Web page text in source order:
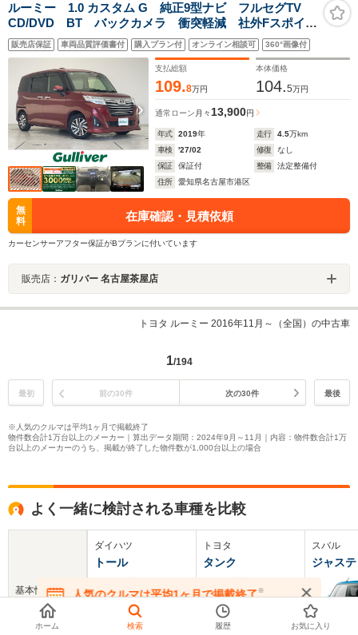
ルーミー 1.0 カスタム G 純正9型ナビ フルセグTV
CD/DVD BT バックカメラ 衝突軽減 社外Fスポイラ
ー 両側パワスラ LEDヘッド オートライト 純正14
インチAW コーナーセンサー クルコン ETC2.0
販売店保証 車両品質評価書付 購入プラン付 オンライン相談可 360°画像付
支払総額
109.8万円
本体価格
104.5万円
通常ローン 月々13,900円
年式 2019年 走行 4.5万km
車検
'27/02 修復
なし
保証
保証付 整備
法定整備付
住所
愛知県名古屋市港区
無
料
在庫確認・見積依頼
カーセンサーアフター保証がBプランに付いています
販売店： ガリバー 名古屋茶屋店
トヨタ ルーミー 2016年11月～（全国）の中古車
1/194
最初 前の30件 次の30件 最後
※人気のクルマは平均1ヶ月で掲載終了
物件数合計1万台以上のメーカー｜算出データ期間：2024年9月～11月｜内容：物件数合計1万
台以上のメーカーのうち、掲載が終了した物件数が1,000台以上の場合
よく一緒に検討される車種を比較
基本情報
ダイハツ
トール
トヨタ
タンク
スバル
ジャス
人気のクルマは平均1ヶ月で掲載終了※
在庫が無くなる前にお問い合わせください
ホーム 検索 履歴 お気に入り